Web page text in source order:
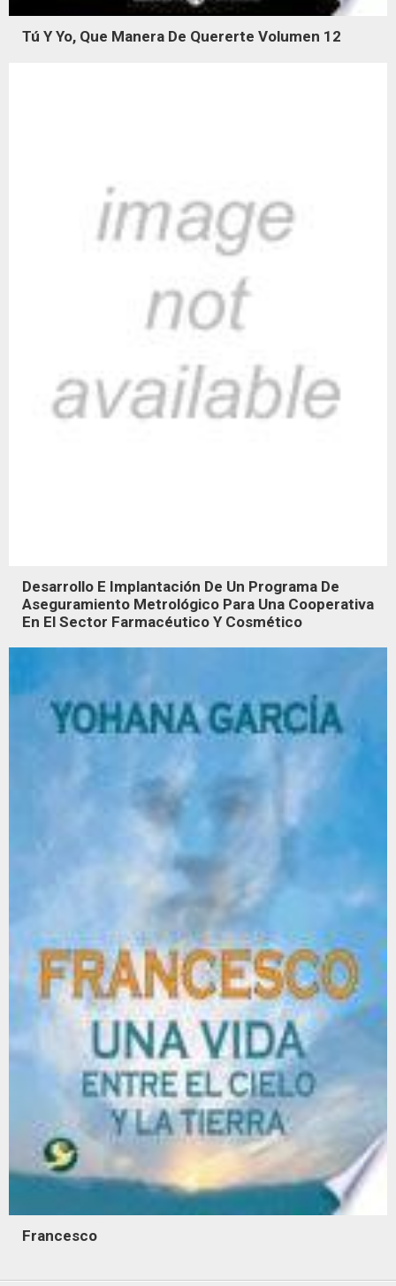
Tú Y Yo, Que Manera De Quererte Volumen 12
Desarrollo E Implantación De Un Programa De
Aseguramiento Metrológico Para Una Cooperativa
En El Sector Farmacéutico Y Cosmético
Francesco